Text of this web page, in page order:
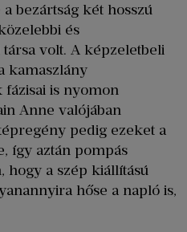
bezártság két hosszú
és
volt. A képzeletbeli
kamaszlány
is nyomon
Anne valójában
pedig ezeket a
így aztán pompás
a szép kiállítású
hőse a napló is,